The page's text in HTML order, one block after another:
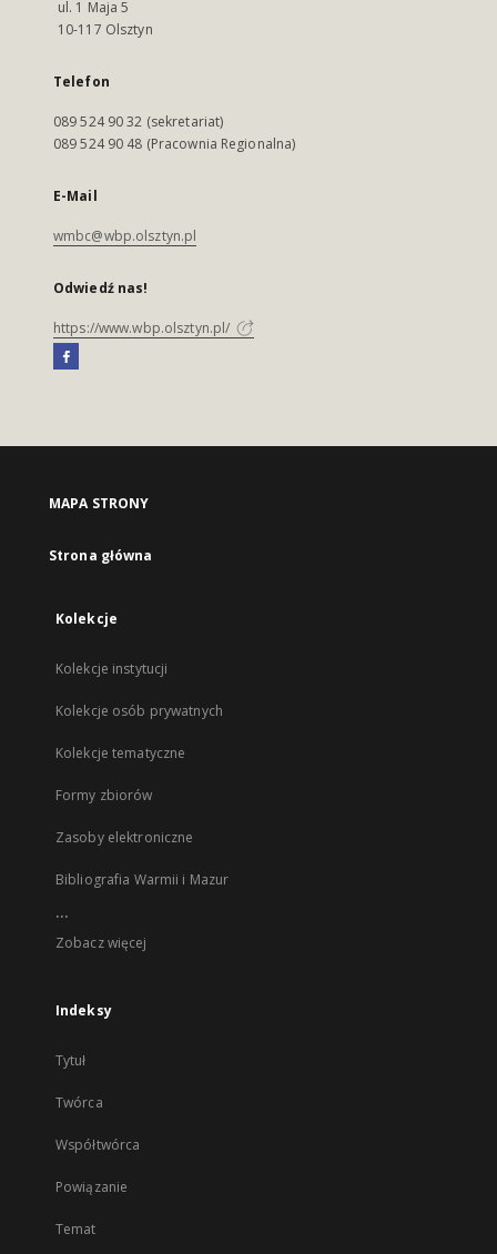
ul. 1 Maja 5
10-117 Olsztyn
Telefon
089 524 90 32 (sekretariat)
089 524 90 48 (Pracownia Regionalna)
E-Mail
wmbc@wbp.olsztyn.pl
Odwiedź nas!
https://www.wbp.olsztyn.pl/
MAPA STRONY
Strona główna
Kolekcje
Kolekcje instytucji
Kolekcje osób prywatnych
Kolekcje tematyczne
Formy zbiorów
Zasoby elektroniczne
Bibliografia Warmii i Mazur
...
Zobacz więcej
Indeksy
Tytuł
Twórca
Współtwórca
Powiązanie
Temat